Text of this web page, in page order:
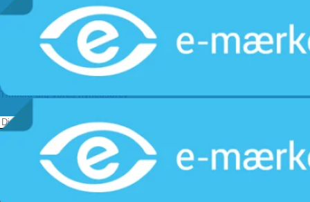
Levering
Kundeservice
Returnering
Privatlivspolitik
Tilmeld dig vores nyhedsbrev